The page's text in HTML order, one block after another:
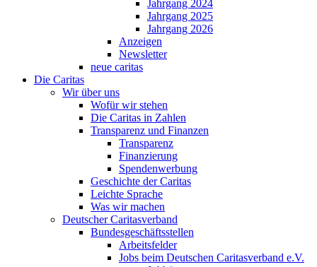
Jahrgang 2024
Jahrgang 2025
Jahrgang 2026
Anzeigen
Newsletter
neue caritas
Die Caritas
Wir über uns
Wofür wir stehen
Die Caritas in Zahlen
Transparenz und Finanzen
Transparenz
Finanzierung
Spendenwerbung
Geschichte der Caritas
Leichte Sprache
Was wir machen
Deutscher Caritasverband
Bundesgeschäftsstellen
Arbeitsfelder
Jobs beim Deutschen Caritasverband e.V.